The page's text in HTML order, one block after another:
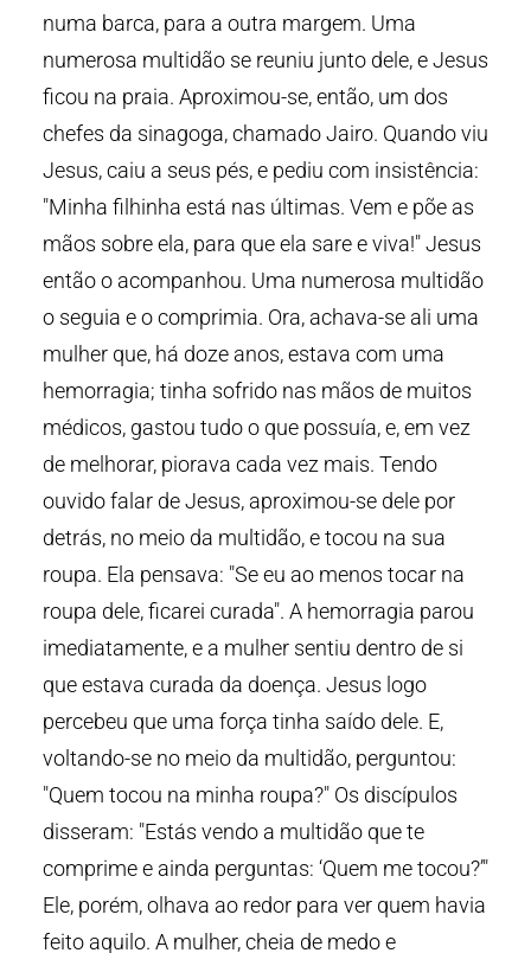
numa barca, para a outra margem. Uma
numerosa multidão se reuniu junto dele, e Jesus
ficou na praia. Aproximou-se, então, um dos
chefes da sinagoga, chamado Jairo. Quando viu
Jesus, caiu a seus pés, e pediu com insistência:
"Minha filhinha está nas últimas. Vem e põe as
mãos sobre ela, para que ela sare e viva!" Jesus
então o acompanhou. Uma numerosa multidão
o seguia e o comprimia. Ora, achava-se ali uma
mulher que, há doze anos, estava com uma
hemorragia; tinha sofrido nas mãos de muitos
médicos, gastou tudo o que possuía, e, em vez
de melhorar, piorava cada vez mais. Tendo
ouvido falar de Jesus, aproximou-se dele por
detrás, no meio da multidão, e tocou na sua
roupa. Ela pensava: "Se eu ao menos tocar na
roupa dele, ficarei curada". A hemorragia parou
imediatamente, e a mulher sentiu dentro de si
que estava curada da doença. Jesus logo
percebeu que uma força tinha saído dele. E,
voltando-se no meio da multidão, perguntou:
"Quem tocou na minha roupa?" Os discípulos
disseram: "Estás vendo a multidão que te
comprime e ainda perguntas: ‘Quem me tocou?’"
Ele, porém, olhava ao redor para ver quem havia
feito aquilo. A mulher, cheia de medo e